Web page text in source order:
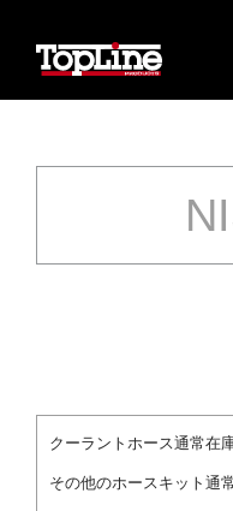
クーラントホース通常在
その他のホースキット通